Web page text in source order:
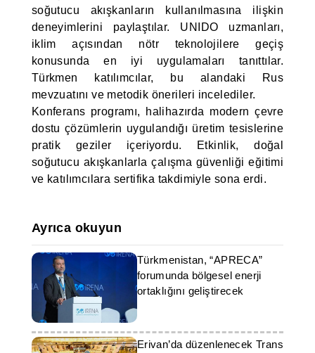
soğutucu akışkanların kullanılmasına ilişkin
deneyimlerini paylaştılar. UNIDO uzmanları,
iklim açısından nötr teknolojilere geçiş
konusunda en iyi uygulamaları tanıttılar.
Türkmen katılımcılar, bu alandaki Rus
mevzuatını ve metodik önerileri incelediler.
Konferans programı, halihazırda modern çevre
dostu çözümlerin uygulandığı üretim tesislerine
pratik geziler içeriyordu. Etkinlik, doğal
soğutucu akışkanlarla çalışma güvenliği eğitimi
ve katılımcılara sertifika takdimiyle sona erdi.
Ayrıca okuyun
Türkmenistan, “APRECA”
forumunda bölgesel enerji
ortaklığını geliştirecek
Erivan’da düzenlenecek Trans